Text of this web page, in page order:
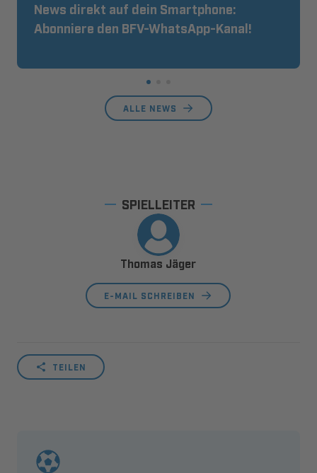
News direkt auf dein Smartphone:
Abonniere den BFV-WhatsApp-Kanal!
ALLE NEWS
SPIELLEITER
Thomas Jäger
E-MAIL SCHREIBEN
TEILEN